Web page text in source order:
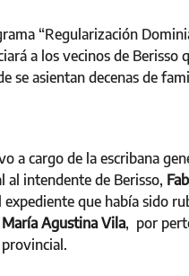
“Regularización
a los vecinos de
se asientan decenas de
a cargo de la escribana
al intendente de Berisso,
expediente que había sido
María Agustina Vila, por